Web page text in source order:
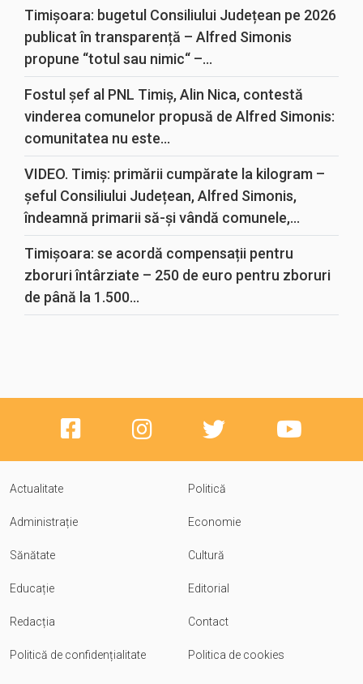
Timișoara: bugetul Consiliului Județean pe 2026
publicat în transparență – Alfred Simonis
propune “totul sau nimic“ –...
Fostul șef al PNL Timiș, Alin Nica, contestă
vinderea comunelor propusă de Alfred Simonis:
comunitatea nu este...
VIDEO. Timiș: primării cumpărate la kilogram –
șeful Consiliului Județean, Alfred Simonis,
îndeamnă primarii să-și vândă comunele,...
Timișoara: se acordă compensații pentru
zboruri întârziate – 250 de euro pentru zboruri
de până la 1.500...
Actualitate Politică
Administrație Economie
Sănătate Cultură
Educație Editorial
Redacția Contact
Politică de confidențialitate Politica de cookies